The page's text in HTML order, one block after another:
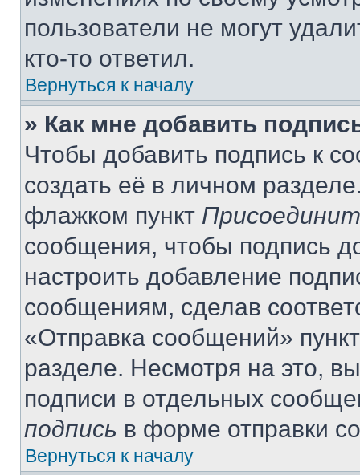
пользователи не могут
кто-то ответил.
Вернуться к началу
» Как мне добавить
Чтобы добавить подпись к
создать её в личном
флажком пункт
сообщения, чтобы подпись
настроить добавление
сообщениям, сделав
«Отправка сообщений»
разделе. Несмотря на это,
подписи в отдельных
подпись в форме отправки
Вернуться к началу